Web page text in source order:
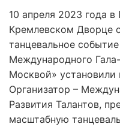
10 апреля 2023 года в
Кремлевском Дворце
танцевальное
Международного
Москвой»
Организатор –
Развития Талантов,
масштабную